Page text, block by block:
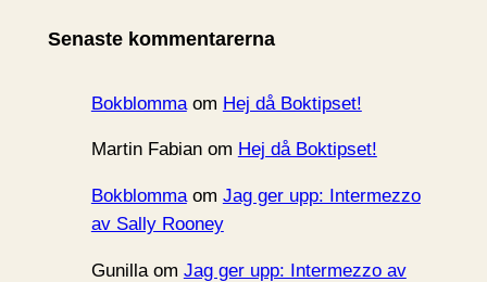
v
Senaste kommentarerna
Bokblommaom Hej då Boktipset!
Martin Fabianom Hej då Boktipset!
Bokblommaom Jag ger upp: Intermezzo
av Sally Rooney
Gunillaom Jag ger upp: Intermezzo av